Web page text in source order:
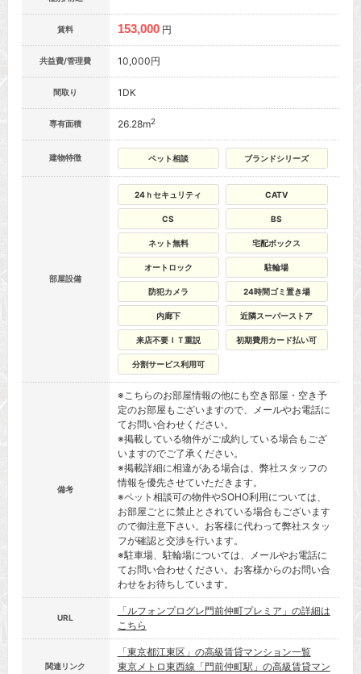
賃料 153,000 円
共益費/管理費 10,000円
間取り 1DK
専有面積 26.28m2
建物特徴 ペット相談 ブランドシリーズ
部屋設備
24ｈセキュリティ CATV
CS BS
ネット無料 宅配ボックス
オートロック 駐輪場
防犯カメラ 24時間ゴミ置き場
内廊下 近隣スーパーストア
来店不要ＩＴ重説 初期費用カード払い可
分割サービス利用可
備考
※こちらのお部屋情報の他にも空き部屋・空き予
定のお部屋もございますので、メールやお電話に
てお問い合わせください。
※掲載している物件がご成約している場合もござ
いますのでご了承ください。
※掲載詳細に相違がある場合は、弊社スタッフの
情報を優先させていただきます。
※ペット相談可の物件やSOHO利用については、
お部屋ごとに禁止とされている場合もございます
ので御注意下さい。お客様に代わって弊社スタッ
フが確認と交渉を行います。
※駐車場、駐輪場については、メールやお電話に
てお問い合わせください。お客様からのお問い合
わせをお待ちしています。
URL
「ルフォンプログレ門前仲町プレミア」の詳細は
こちら
関連リンク
「東京都江東区」の高級賃貸マンション一覧
東京メトロ東西線「門前仲町駅」の高級賃貸マン